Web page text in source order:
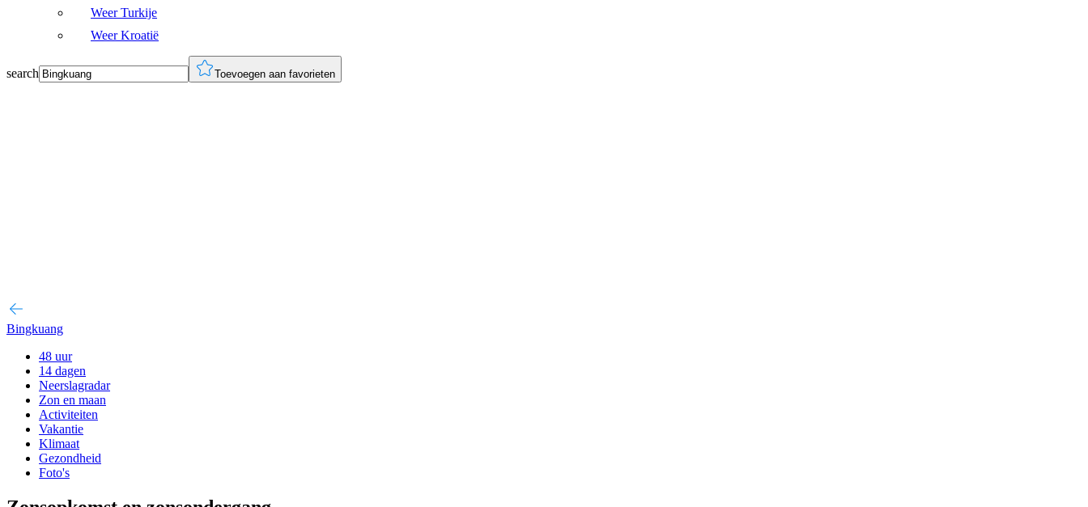
Weer Turkije
Weer Kroatië
search Toevoegen aan favorieten
Bingkuang
48 uur
14 dagen
Neerslagradar
Zon en maan
Activiteiten
Vakantie
Klimaat
Gezondheid
Foto's